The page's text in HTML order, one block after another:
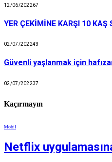
12/06/202267
YER ÇEKİMİNE KARŞI 10 KAŞ
02/07/202243
Güvenli yaşlanmak için
02/07/202237
Kaçırmayın
Mobil
Netflix